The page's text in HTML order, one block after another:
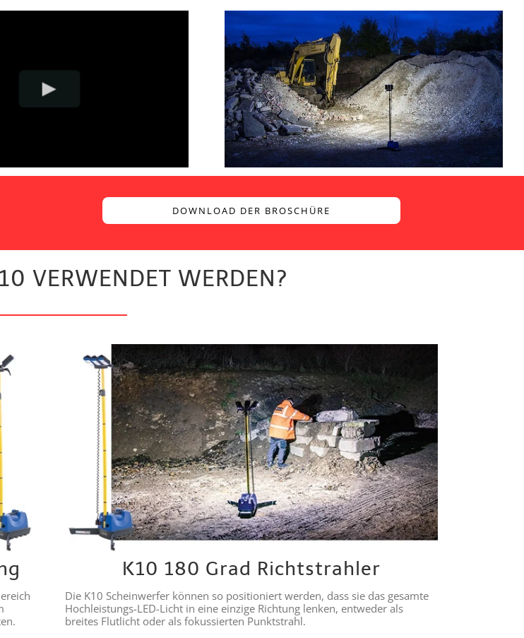
DOWNLOAD DER BROSCHÜRE
VERWENDET WERDEN?
K10 180 Grad Richtstrahler
Die K10 Scheinwerfer können so positioniert werden, dass sie das gesamte
Hochleistungs-LED-Licht in eine einzige Richtung lenken, entweder als
breites Flutlicht oder als fokussierten Punktstrahl.